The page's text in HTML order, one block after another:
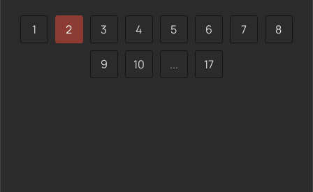
должен выбрать, насколько далеко готов зайти ради
спасения своего ребенка. На кону стоят не только его
собственные переживания, но и судьба того, кого он
1 2 3 4 5 6 7 8
9 10 ... 17